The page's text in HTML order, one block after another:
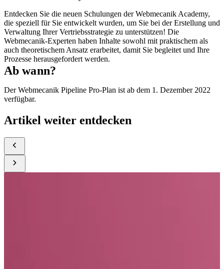
Entdecken Sie die neuen Schulungen der Webmecanik Academy,
die speziell für Sie entwickelt wurden, um Sie bei der Erstellung und
Verwaltung Ihrer Vertriebsstrategie zu unterstützen! Die
Webmecanik-Experten haben Inhalte sowohl mit praktischem als
auch theoretischem Ansatz erarbeitet, damit Sie begleitet und Ihre
Prozesse herausgefordert werden.
Ab wann?
Der Webmecanik Pipeline Pro-Plan ist ab dem 1. Dezember 2022
verfügbar.
Artikel weiter entdecken